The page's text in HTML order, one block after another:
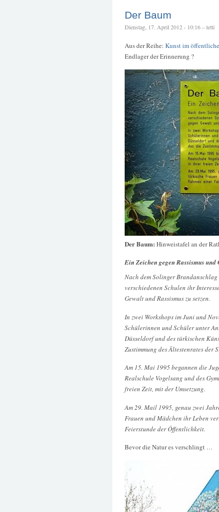
Der Baum
Dienstag, 17. April 2012 - 10:16 – tetti
Aus der Reihe: Kunst im
Endlager der Erinnerung ?
Der Baum: Hinweistafel an der
Ein Zeichen gegen Rassismus und
Nach dem Solinger
verschiedenen Schulen ihr
Gewalt und Rassismus zu setzen.
In zwei Workshops im Juni und
Schülerinnen und Schüler unter
Düsseldorf und des türkischen
Zustimmung des Ältestenrates der
Am 15. Mai 1995 begannen die
Realschule Vogelsang und des
freien Zeit, mit der Umsetzung.
Am 29. Mail 1995, genau zwei
Frauen und Mädchen ihr Leben
Feierstunde der Öffentlichkeit.
Bevor die Natur es verschlingt …